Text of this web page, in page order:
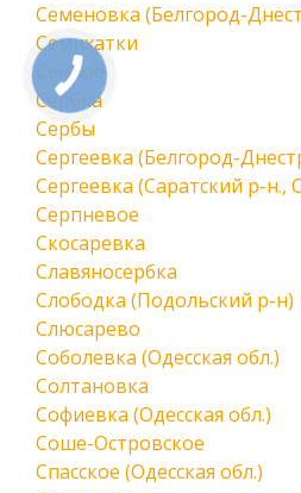
Семеновка (Белгород-
Семихатки
Сенное
Сербка
Сербы
Сергеевка (Белгород-
Сергеевка (Саратский р-н.,
Серпневое
Скосаревка
Славяносербка
Слободка (Подольский р-н)
Слюсарево
Соболевка (Одесская обл.)
Солтановка
Софиевка (Одесская обл.)
Соше-Островское
Спасское (Одесская обл.)
КНОПКА
СВЯЗИ